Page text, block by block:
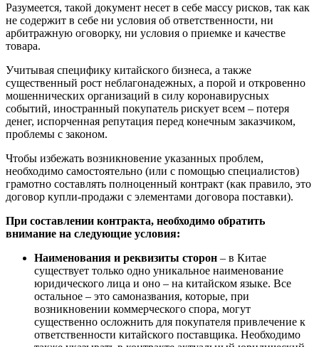
Разумеется, такой документ несет в себе массу рисков, так как
не содержит в себе ни условия об ответственности, ни
арбитражную оговорку, ни условия о приемке и качестве
товара.
Учитывая специфику китайского бизнеса, а также
существенный рост неблагонадежных, а порой и откровенно
мошеннических организаций в силу коронавирусных
событий, иностранный покупатель рискует всем – потеря
денег, испорченная репутация перед конечным заказчиком,
проблемы с законом.
Чтобы избежать возникновение указанных проблем,
необходимо самостоятельно (или с помощью специалистов)
грамотно составлять полноценный контракт (как правило, это
договор купли-продажи с элементами договора поставки).
При составлении контракта, необходимо обратить
внимание на следующие условия:
Наименования и реквизиты сторон – в Китае
существует только одно уникальное наименование
юридического лица и оно – на китайском языке. Все
остальное – это самоназвания, которые, при
возникновении коммерческого спора, могут
существенно осложнить для покупателя привлечение к
ответственности китайского поставщика. Необходимо